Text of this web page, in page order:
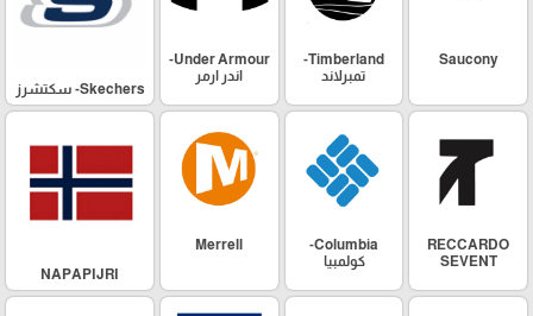
Saucony
Timberland-
تمبرلاند
Under Armour-
اندر ارمر
Skechers- سكتشرز
RECCARDO
SEVENT
Columbia-
كولمبيا
Merrell
NAPAPIJRI